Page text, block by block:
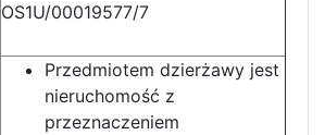
OS1U/00019577/7
Przedmiotem dzierżawy jest
nieruchomość z
przeznaczeniem